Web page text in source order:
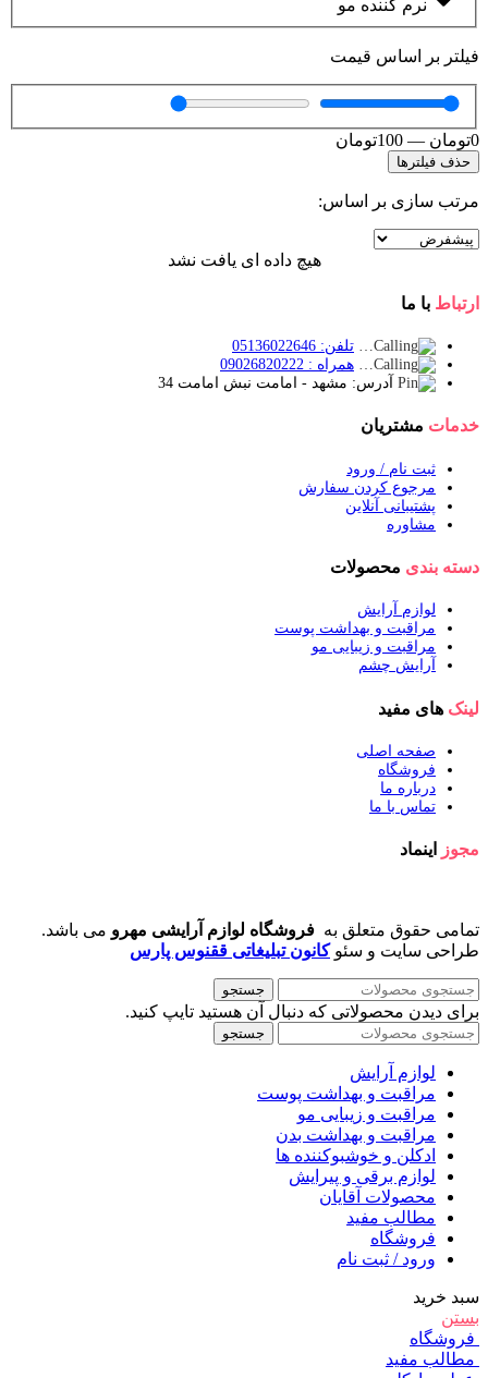
نرم کننده مو
فیلتر بر اساس قیمت
0تومان —
100تومان
حذف فیلترها
مرتب سازی بر اساس:
هیچ داده ای یافت نشد
ارتباط با ما
تلفن: 05136022646
همراه : 09026820222
آدرس: مشهد - امامت نبش امامت 34
خدمات مشتریان
ثبت نام / ورود
مرجوع کردن سفارش
پشتیبانی آنلاین
مشاوره
دسته بندی محصولات
لوازم آرایش
مراقبت و بهداشت پوست
مراقبت و زیبایی مو
آرایش چشم
لینک های مفید
صفحه اصلی
فروشگاه
درباره ما
تماس با ما
مجوز اینماد
تمامی حقوق متعلق به فروشگاه لوازم آرایشی مهرو می باشد.
طراحی سایت و سئوکانون تبلیغاتی ققنوس پارس
جستجو
برای دیدن محصولاتی که دنبال آن هستید تایپ کنید.
جستجو
لوازم آرایش
مراقبت و بهداشت پوست
مراقبت و زیبایی مو
مراقبت و بهداشت بدن
ادکلن و خوشبوکننده ها
لوازم برقی و پیرایش
محصولات آقایان
مطالب مفید
فروشگاه
ورود / ثبت نام
سبد خرید
بستن
فروشگاه
مطالب مفید